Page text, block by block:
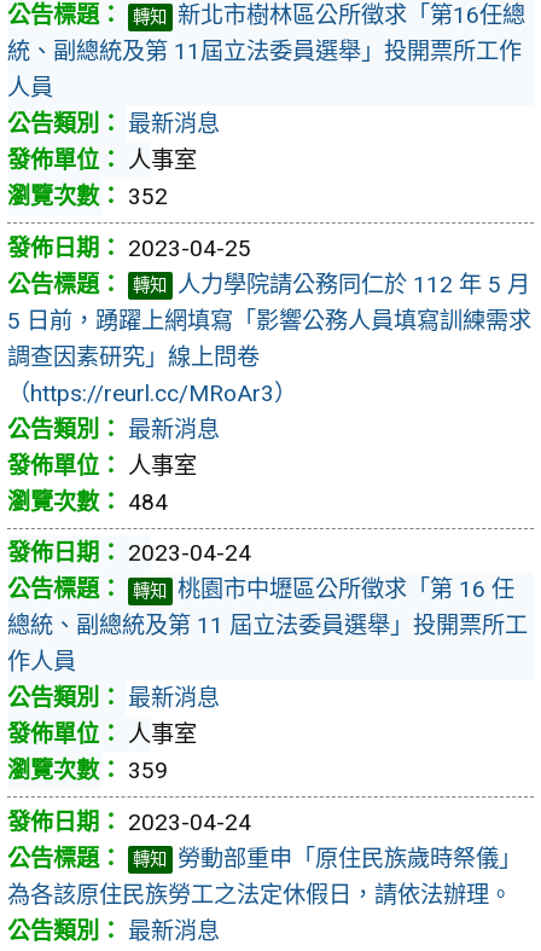
轉知
新北市樹林區公所徵求「第16任總
統、副總統及第 11屆立法委員選舉」投開票所工作
人員
最新消息
人事室
352
2023-04-25
轉知
人力學院請公務同仁於 112 年 5 月
5 日前，踴躍上網填寫「影響公務人員填寫訓練需求
調查因素研究」線上問卷
（https://reurl.cc/MRoAr3）
最新消息
人事室
484
2023-04-24
轉知
桃園市中壢區公所徵求「第 16 任
總統、副總統及第 11 屆立法委員選舉」投開票所工
作人員
最新消息
人事室
359
2023-04-24
轉知
勞動部重申「原住民族歲時祭儀」
為各該原住民族勞工之法定休假日，請依法辦理。
最新消息